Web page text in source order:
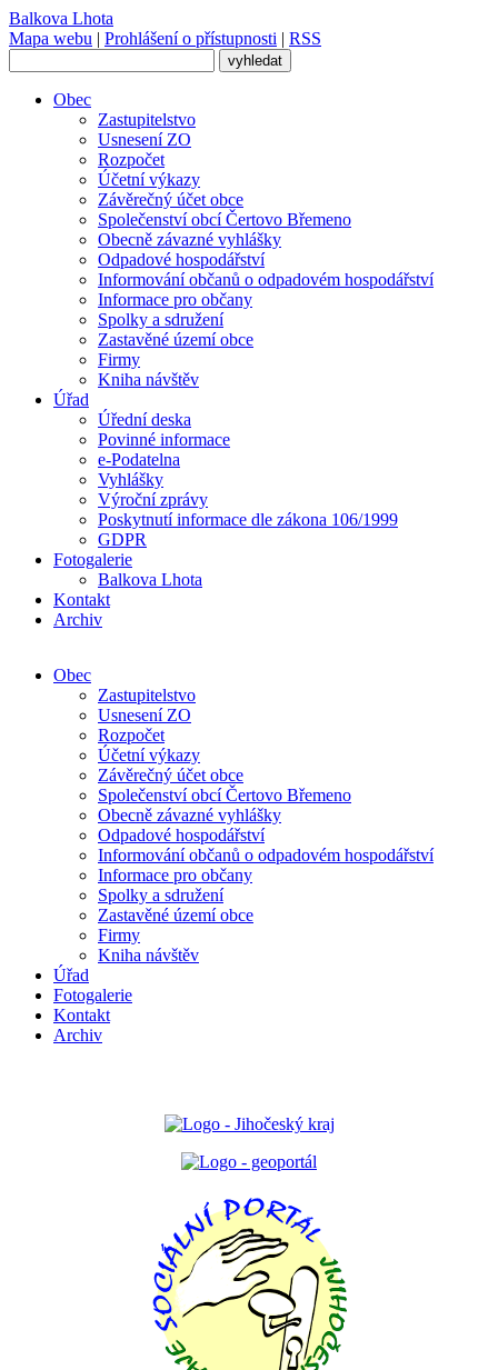
Balkova Lhota
Mapa webu | Prohlášení o přístupnosti | RSS
Obec
Zastupitelstvo
Usnesení ZO
Rozpočet
Účetní výkazy
Závěrečný účet obce
Společenství obcí Čertovo Břemeno
Obecně závazné vyhlášky
Odpadové hospodářství
Informování občanů o odpadovém hospodářství
Informace pro občany
Spolky a sdružení
Zastavěné území obce
Firmy
Kniha návštěv
Úřad
Úřední deska
Povinné informace
e-Podatelna
Vyhlášky
Výroční zprávy
Poskytnutí informace dle zákona 106/1999
GDPR
Fotogalerie
Balkova Lhota
Kontakt
Archiv
Obec
Zastupitelstvo
Usnesení ZO
Rozpočet
Účetní výkazy
Závěrečný účet obce
Společenství obcí Čertovo Břemeno
Obecně závazné vyhlášky
Odpadové hospodářství
Informování občanů o odpadovém hospodářství
Informace pro občany
Spolky a sdružení
Zastavěné území obce
Firmy
Kniha návštěv
Úřad
Fotogalerie
Kontakt
Archiv